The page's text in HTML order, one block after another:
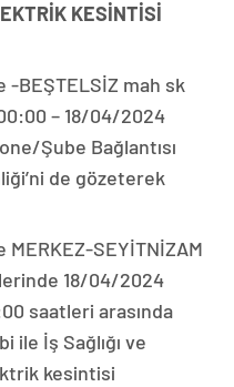
KESİNTİSİ
-BEŞTELSİZ mah sk
– 18/04/2024
Şube Bağlantısı
de gözeterek
MERKEZ-SEYİTNİZAM
18/04/2024
saatleri arasında
ile İş Sağlığı ve
kesintisi